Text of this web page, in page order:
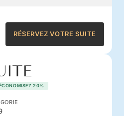
RÉSERVEZ VOTRE SUITE
20%